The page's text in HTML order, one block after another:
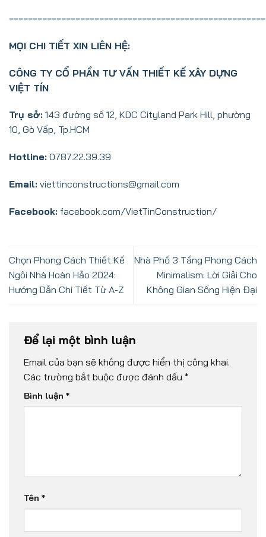
======================================================
MỌI CHI TIẾT XIN LIÊN HỆ:
CÔNG TY CỔ PHẦN TƯ VẤN THIẾT KẾ XÂY DỰNG
VIỆT TÍN
Trụ sở: 143 đường số 12, KDC Cityland Park Hill, phường
10, Gò Vấp, Tp.HCM
Hotline: 0787.22.39.39
Email: viettinconstructions@gmail.com
Facebook: facebook.com/VietTinConstruction/
Chọn Phong Cách Thiết Kế
Ngôi Nhà Hoàn Hảo 2024:
Hướng Dẫn Chi Tiết Từ A-Z
Nhà Phố 3 Tầng Phong Cách
Minimalism: Lời Giải Cho
Không Gian Sống Hiện Đại
Để lại một bình luận
Email của bạn sẽ không được hiển thị công khai.
Các trường bắt buộc được đánh dấu *
Bình luận *
Tên *